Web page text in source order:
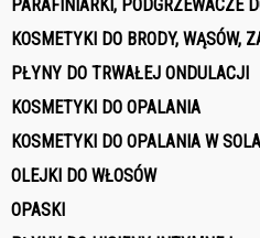
PARAFINIARKI, PODGRZEWACZE
KOSMETYKI DO BRODY, WĄSÓW,
PŁYNY DO TRWAŁEJ ONDULACJI
KOSMETYKI DO OPALANIA
KOSMETYKI DO OPALANIA W
OLEJKI DO WŁOSÓW
OPASKI